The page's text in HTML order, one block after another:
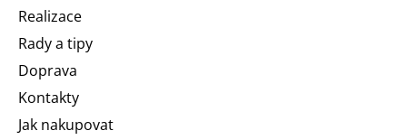
Realizace
Rady a tipy
Doprava
Kontakty
Jak nakupovat